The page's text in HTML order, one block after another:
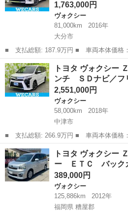
1,763,000円
ヴォクシー
81,000km
2016年
大分市
■ 支払総額: 187.9万円 ■ 車両本体価格： 1,763,000 円 ■ メーカ
ー名： トヨタ ■ 車種名： ヴォクシ
ラメキ２ 新品タイヤ／保証書／社外
タセーフ...
大分 大分市 ヴォクシー
トヨタ ヴォクシ
ンチ ＳＤナビ／フ
2,551,000円
ヴォクシー
58,000km
2018年
中津市
■ 支払総額: 266.9万円 ■ 車両本体価格： 2,551,000 円 ■ メーカ
ー名： トヨタ ■ 車種名： ヴォクシ
ラメキ 純正 ９インチ ＳＤナビ／フリ
正 １２．...
大分 中津市 ヴォクシー
トヨタ ヴォクシー
ー ＥＴＣ バッ
389,000円
ヴォクシー
125,886km
2012年
福岡県 糟屋郡